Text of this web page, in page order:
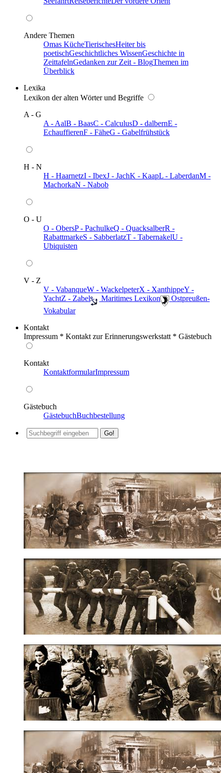
Andere Themen
Omas KücheTierischesHeiter bis
poetischGeschichtliches WissenGeschichte in
ZeittafelnGedanken zur Zeit - BlogThemen im
Überblick
Lexika
Lexikon der alten Wörter und Begriffe
A - G
A - AalB - BaasC - CalculusD - dalbernE -
EchauffierenF - FäheG - Gabelfrühstück
H - N
H - HaarnetzI - IbexJ - JachK - KaapL - LaberdanM -
MachorkaN - Nabob
O - U
O - ObersP - PachulkeQ - QuacksalberR -
RabattmarkeS - SabberlatzT - TabernakelU -
Ubiquisten
V - Z
V - VabanqueW - WackelpeterX - XanthippeY -
YachtZ - Zabel ️ Maritimes Lexikon
️ Ostpreußen-
Vokabular
Kontakt
Impressum * Kontakt zur Erinnerungswerkstatt * Gästebuch
Kontakt
KontaktformularImpressum
Gästebuch
GästebuchBuchbestellung